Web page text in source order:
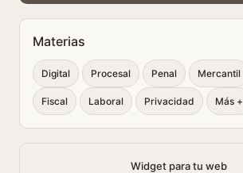
Materias
Digital Procesal Penal Mercantil
Fiscal Laboral Privacidad Más +
Widget para tu web